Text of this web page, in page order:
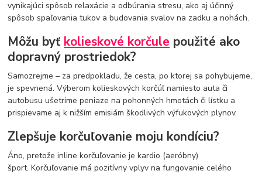
vynikajúci spôsob relaxácie a odbúrania stresu, ako aj účinný
spôsob spaľovania tukov a budovania svalov na zadku a nohách.
Môžu byť kolieskové korčule použité ako
dopravný prostriedok?
Samozrejme – za predpokladu, že cesta, po ktorej sa pohybujeme,
je spevnená. Výberom kolieskových korčúľ namiesto auta či
autobusu ušetríme peniaze na pohonných hmotách či lístku a
prispievame aj k nižším emisiám škodlivých výfukových plynov.
Zlepšuje korčuľovanie moju kondíciu?
Áno, pretože inline korčuľovanie je kardio (aeróbny)
šport. Korčuľovanie má pozitívny vplyv na fungovanie celého